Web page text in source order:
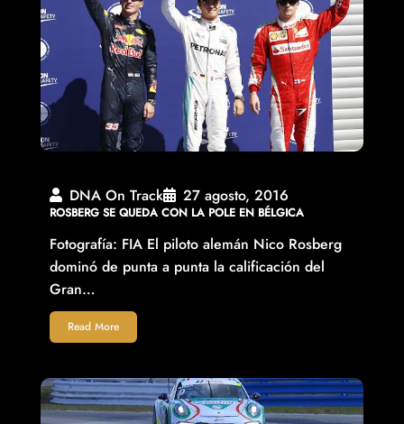
DNA On Track 27 agosto, 2016
ROSBERG SE QUEDA CON LA POLE EN BÉLGICA
Fotografía: FIA El piloto alemán Nico Rosberg
dominó de punta a punta la calificación del
Gran…
Read More